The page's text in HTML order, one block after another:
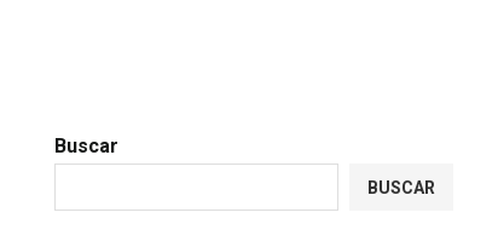
Buscar
BUSCAR